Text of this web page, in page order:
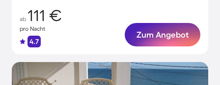
ab 111 €
pro Nacht
4.7
Zum Angebot